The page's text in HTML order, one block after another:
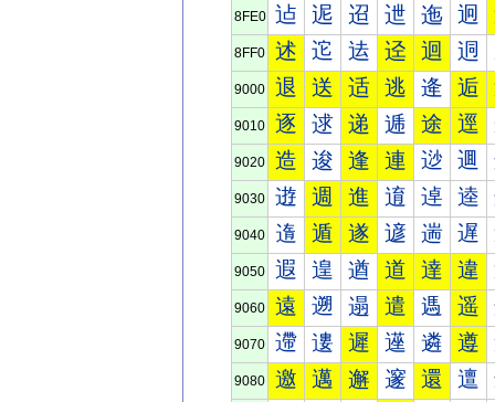
8FE0 迠 迡 迢 迣 迤 迥
8FF0 述 迱 迲 迳 迴 迵
9000 退 送 适 逃 逄 逅
9010 逐 逑 递 逓 途 逕
9020 造 逡 逢 連 逤 逥
9030 逰 週 進 逳 逴 逵
9040 遀 遁 遂 遃 遄 遅
9050 遐 遑 遒 道 達 違
9060 遠 遡 遢 遣 遤 遥
9070 遰 遱 遲 遳 遴 遵
9080 邀 邁 邂 邃 還 邅